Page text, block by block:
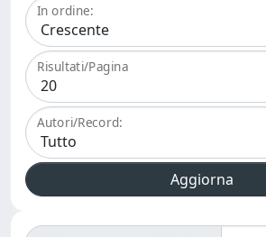
In ordine:
Risultati/Pagina
Autori/Record: